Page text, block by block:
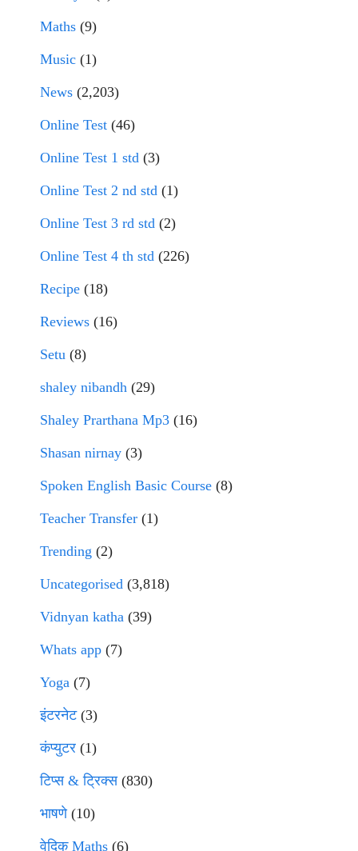
Maths (9)
Music (1)
News (2,203)
Online Test (46)
Online Test 1 std (3)
Online Test 2 nd std (1)
Online Test 3 rd std (2)
Online Test 4 th std (226)
Recipe (18)
Reviews (16)
Setu (8)
shaley nibandh (29)
Shaley Prarthana Mp3 (16)
Shasan nirnay (3)
Spoken English Basic Course (8)
Teacher Transfer (1)
Trending (2)
Uncategorised (3,818)
Vidnyan katha (39)
Whats app (7)
Yoga (7)
इंटरनेट(3)
कंप्युटर (1)
टिप्स & ट्रिक्स(830)
भाषणे(10)
वेदिक Maths (6)